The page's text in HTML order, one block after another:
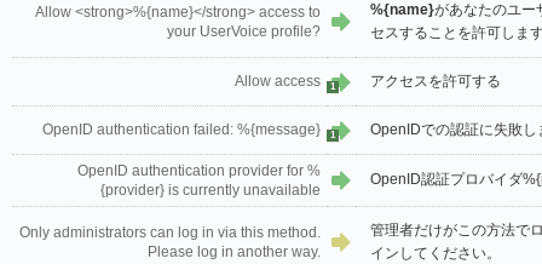
Allow <strong>%{name}</strong> access to
your UserVoice profile?
%{name}があなたのユー
セスすることを許可しま
Allow access 1 アクセスを許可する
OpenID authentication failed: %{message} 1 OpenIDでの認証に失敗
OpenID authentication provider for %
{provider} is currently unavailable
OpenID認証プロバイダ
Only administrators can log in via this method.
Please log in another way.
管理者だけがこの方法で
インしてください。